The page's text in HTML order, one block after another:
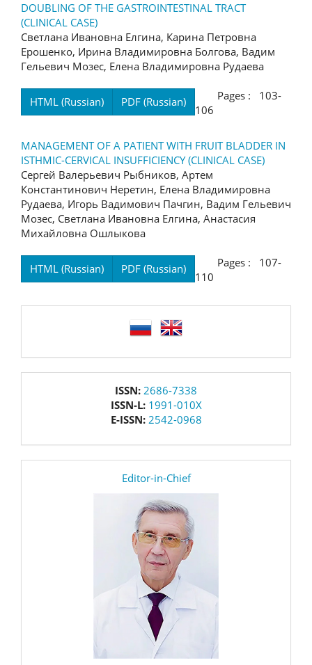
DOUBLING OF THE GASTROINTESTINAL TRACT
(CLINICAL CASE)
Светлана Ивановна Елгина, Карина Петровна
Ерошенко, Ирина Владимировна Болгова, Вадим
Гельевич Мозес, Елена Владимировна Рудаева
HTML (Russian) PDF (Russian)
Pages : 103-
106
MANAGEMENT OF A PATIENT WITH FRUIT BLADDER IN
ISTHMIC-CERVICAL INSUFFICIENCY (CLINICAL CASE)
Сергей Валерьевич Рыбников, Артем
Константинович Неретин, Елена Владимировна
Рудаева, Игорь Вадимович Пачгин, Вадим Гельевич
Мозес, Светлана Ивановна Елгина, Анастасия
Михайловна Ошлыкова
HTML (Russian) PDF (Russian)
Pages : 107-
110
ISSN: 2686-7338
ISSN-L: 1991-010X
E-ISSN: 2542-0968
Editor-in-Chief